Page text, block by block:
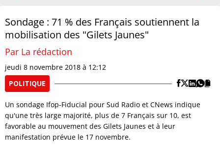
Sondage : 71 % des Français soutiennent la
mobilisation des "Gilets Jaunes"
Par La rédaction
jeudi 8 novembre 2018 à 12:12
POLITIQUE
Un sondage Ifop-Fiducial pour Sud Radio et CNews indique
qu'une très large majorité, plus de 7 Français sur 10, est
favorable au mouvement des Gilets Jaunes et à leur
manifestation prévue le 17 novembre.